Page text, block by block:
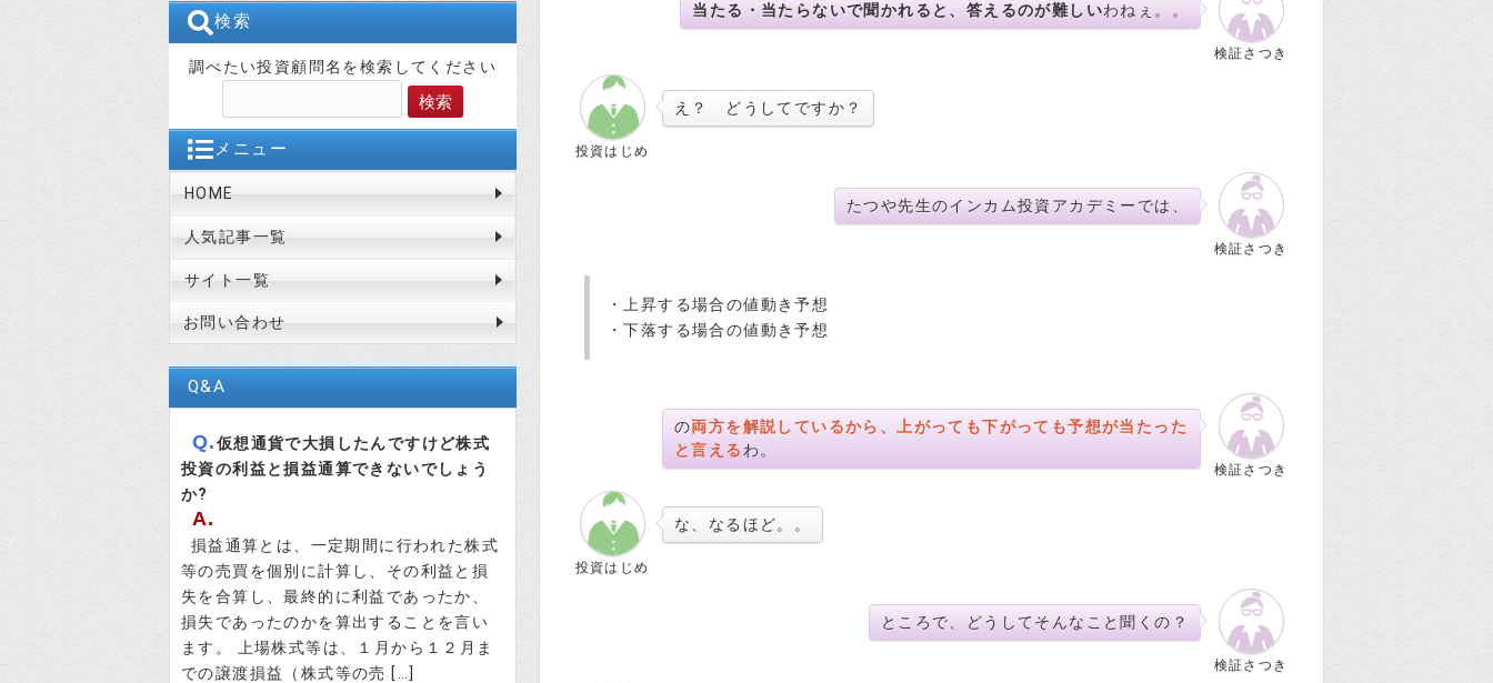
検証さつき
当たる・当たらないで聞かれると、答えるのが難しいわねぇ。。
投資はじめ
え？ どうしてですか？
検証さつき
たつや先生のインカム投資アカデミーでは、
・上昇する場合の値動き予想
・下落する場合の値動き予想
検証さつき
の両方を解説しているから、上がっても下がっても予想が当たった
と言える わ。
投資はじめ
な、なるほど。。
検証さつき
ところで、どうしてそんなこと聞くの？
検索
調べたい投資顧問名を検索してください
メニュー
HOME
人気記事一覧
サイト一覧
お問い合わせ
Q&A
Q.仮想通貨で大損したんですけど株式
投資の利益と損益通算できないでしょう
か?
A.
損益通算とは、一定期間に行われた株式
等の売買を個別に計算し、その利益と損
失を合算し、最終的に利益であったか、
損失であったのかを算出することを言い
ます。 上場株式等は、１月から１２月ま
での譲渡損益（株式等の売 […]